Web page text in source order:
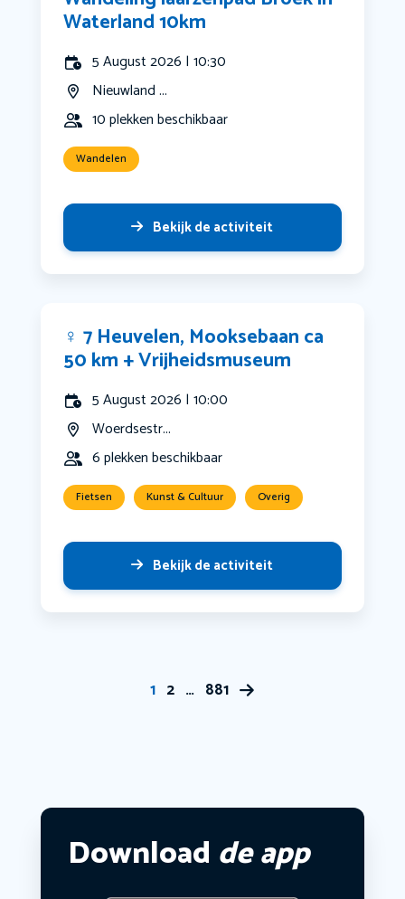
Waterland 10km
5 August 2026 | 10:30
Nieuwland ...
10 plekken beschikbaar
Wandelen
Bekijk de activiteit
‍♀️ 7 Heuvelen, Mooksebaan ca
50 km + Vrijheidsmuseum
5 August 2026 | 10:00
Woerdsestr...
6 plekken beschikbaar
Fietsen Kunst & Cultuur Overig
Bekijk de activiteit
1 2 … 881
Download de app